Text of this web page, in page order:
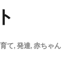
て, 発達, 赤ちゃん